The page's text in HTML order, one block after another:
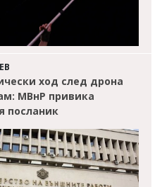
ход след дрона
МВнР привика
посланик